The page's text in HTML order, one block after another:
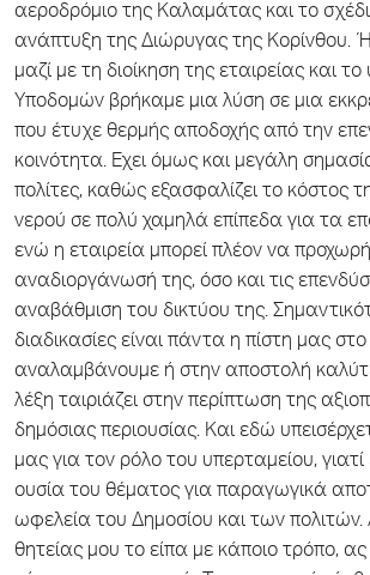
αεροδρόμιο της Καλαμάτας και το
ανάπτυξη της Διώρυγας της Κορίνθου.
μαζί με τη διοίκηση της εταιρείας και το
Υποδομών βρήκαμε μια λύση σε μια
που έτυχε θερμής αποδοχής από την
κοινότητα. Εχει όμως και μεγάλη
πολίτες, καθώς εξασφαλίζει το κόστος
νερού σε πολύ χαμηλά επίπεδα για τα
ενώ η εταιρεία μπορεί πλέον να
αναδιοργάνωσή της, όσο και τις
αναβάθμιση του δικτύου της.
διαδικασίες είναι πάντα η πίστη μας
αναλαμβάνουμε ή στην αποστολή
λέξη ταιριάζει στην περίπτωση της
δημόσιας περιουσίας. Και εδώ
μας για τον ρόλο του υπερταμείου,
ουσία του θέματος για παραγωγικά
ωφελεία του Δημοσίου και των
θητείας μου το είπα με κάποιο τρόπο,